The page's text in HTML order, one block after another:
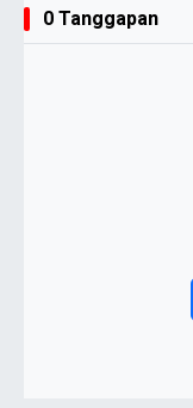
0 Tanggapan